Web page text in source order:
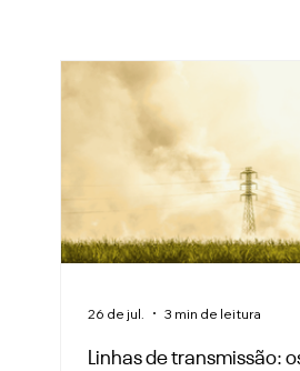
Linhas de transmissão:
26 de jul. 3 min de leitura